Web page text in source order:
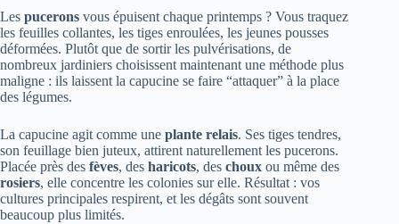
Les pucerons vous épuisent chaque printemps ? Vous traquez
les feuilles collantes, les tiges enroulées, les jeunes pousses
déformées. Plutôt que de sortir les pulvérisations, de
nombreux jardiniers choisissent maintenant une méthode plus
maligne : ils laissent la capucine se faire “attaquer” à la place
des légumes.
La capucine agit comme une plante relais. Ses tiges tendres,
son feuillage bien juteux, attirent naturellement les pucerons.
Placée près des fèves, des haricots, des choux ou même des
rosiers, elle concentre les colonies sur elle. Résultat : vos
cultures principales respirent, et les dégâts sont souvent
beaucoup plus limités.